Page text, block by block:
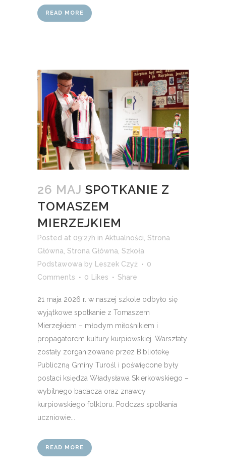
READ MORE
26 MAJ SPOTKANIE Z
TOMASZEM
MIERZEJKIEM
Posted at 09:27h in Aktualności Strona
Główna Strona Główna Szkoła
Podstawowa by Leszek Czyż
0
Comments
0 Likes Share
21 maja 2026 r. w naszej szkole odbyło się
wyjątkowe spotkanie z Tomaszem
Mierzejkiem – młodym miłośnikiem i
propagatorem kultury kurpiowskiej. Warsztaty
zostały zorganizowane przez Bibliotekę
Publiczną Gminy Turośl i poświęcone były
postaci księdza Władysława Skierkowskiego –
wybitnego badacza oraz znawcy
kurpiowskiego folkloru. Podczas spotkania
uczniowie...
READ MORE